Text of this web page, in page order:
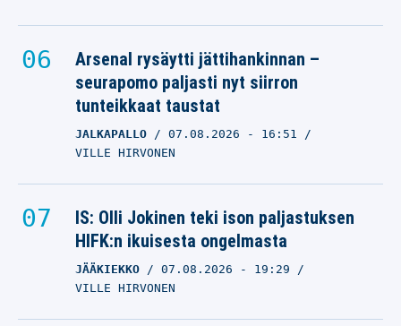
Arsenal rysäytti jättihankinnan –
seurapomo paljasti nyt siirron
tunteikkaat taustat
JALKAPALLO 07.08.2026 - 16:51
VILLE HIRVONEN
IS: Olli Jokinen teki ison paljastuksen
HIFK:n ikuisesta ongelmasta
JÄÄKIEKKO 07.08.2026 - 19:29
VILLE HIRVONEN